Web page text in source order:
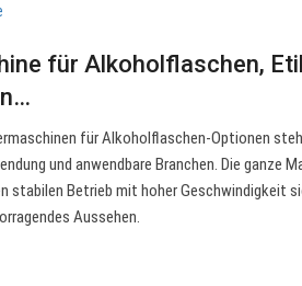
für Alkoholflaschen,
für Alkoholflaschen-Optionen
und anwendbare Branchen. Die ganze
stabilen Betrieb mit hoher Geschwindigkeit
Aussehen.